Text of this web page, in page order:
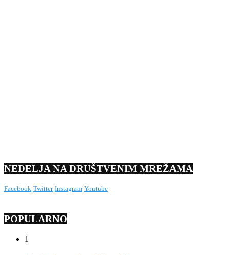
NEDELJA NA DRUŠTVENIM MREŽAMA
Facebook Twitter Instagram Youtube
POPULARNO
1